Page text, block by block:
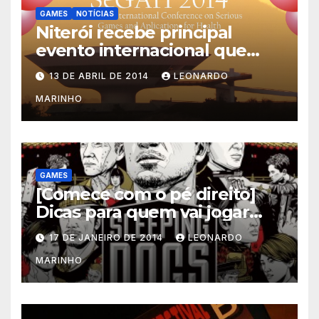
GAMES NOTÍCIAS
Niterói recebe principal
evento internacional que
mescla saúde e jogos
13 DE ABRIL DE 2014 LEONARDO
MARINHO
GAMES
[Comece com o pé direito]
Dicas para quem vai jogar
Sleeping Dogs
17 DE JANEIRO DE 2014 LEONARDO
MARINHO